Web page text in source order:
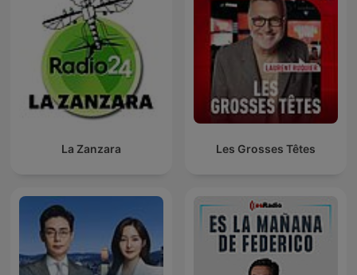
La Zanzara Les Grosses Têtes